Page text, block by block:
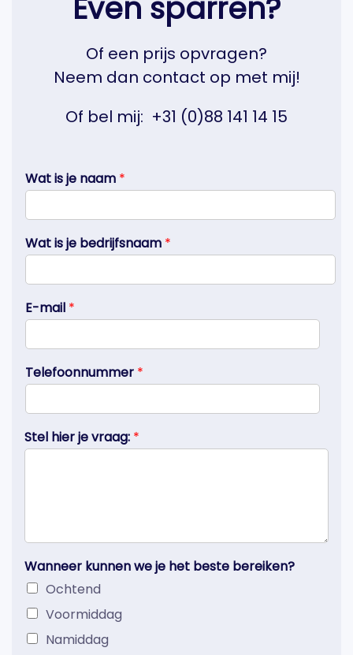
Even sparren?
Of een prijs opvragen?
Neem dan contact op met mij!
Of bel mij: +31 (0)88 141 14 15
Wat is je naam *
Wat is je bedrijfsnaam *
E-mail *
Telefoonnummer *
Stel hier je vraag: *
Wanneer kunnen we je het beste bereiken?
Ochtend
Voormiddag
Namiddag